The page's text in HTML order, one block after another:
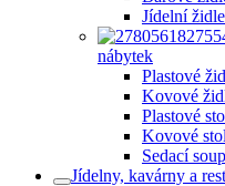
Jídelní
nábytek
Plastové
Kovové
Plastové
Kovové
Sedací
Jídelny, kavárny a